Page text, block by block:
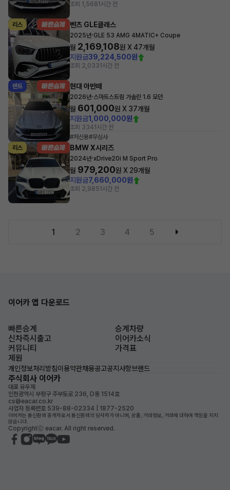
조회 1,5681시간 전
리스 벤츠 GLE클래스
2025년·GLE 53 AMG 4MATIC+ Coupe
월 2,169,108원 X47개월
지원금39,224,500원
조회 2,0331시간 전
렌트 현대 아반떼
2026년·스마트스트림 가솔린 1.6 모던
월 601,000원 X 37개월
지원금1,000,000원
조회 3341시간 전
#저신용#무심사
리스
BMW X시리즈
2024년·xDrive20i M Sport Pro
월 979,200원 X 29개월
지원금7,660,000원
조회 2,9851시간 전
1 2 3 4 5
이어카 앱 다운로드
빠른승계
승계차량
신차즉시출고
이어카소식
커뮤니티
가격표
제원
개인정보처리방침이용약관채용공고공지사항브랜드
주식회사 이어카
대표 유우재
인천광역시 부평구 주부토로 236, D동 1514호
cs@eacar.co.kr
사업자 등록번호 539-88-02334 | 1877-2520
이어카는 통신판매 중개자로서 통신판매의 당사자가 아니며, 상품, 거래정보, 거래에 대하여 책임을 지지
않습니다.
Copyrightⓒ eacar. All right reserved.